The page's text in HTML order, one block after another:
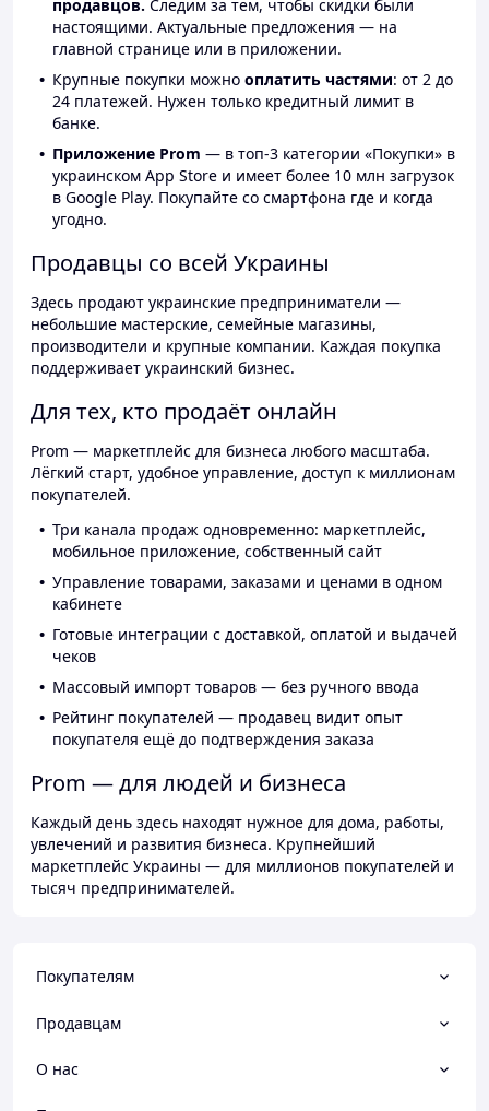
продавцов. Следим за тем, чтобы скидки были
настоящими. Актуальные предложения — на
главной странице или в приложении.
Крупные покупки можно оплатить частями: от 2 до
24 платежей. Нужен только кредитный лимит в
банке.
Приложение Prom — в топ-3 категории «Покупки» в
украинском App Store и имеет более 10 млн загрузок
в Google Play. Покупайте со смартфона где и когда
угодно.
Продавцы со всей Украины
Здесь продают украинские предприниматели —
небольшие мастерские, семейные магазины,
производители и крупные компании. Каждая покупка
поддерживает украинский бизнес.
Для тех, кто продаёт онлайн
Prom — маркетплейс для бизнеса любого масштаба.
Лёгкий старт, удобное управление, доступ к миллионам
покупателей.
Три канала продаж одновременно: маркетплейс,
мобильное приложение, собственный сайт
Управление товарами, заказами и ценами в одном
кабинете
Готовые интеграции с доставкой, оплатой и выдачей
чеков
Массовый импорт товаров — без ручного ввода
Рейтинг покупателей — продавец видит опыт
покупателя ещё до подтверждения заказа
Prom — для людей и бизнеса
Каждый день здесь находят нужное для дома, работы,
увлечений и развития бизнеса. Крупнейший
маркетплейс Украины — для миллионов покупателей и
тысяч предпринимателей.
Покупателям
Продавцам
О нас